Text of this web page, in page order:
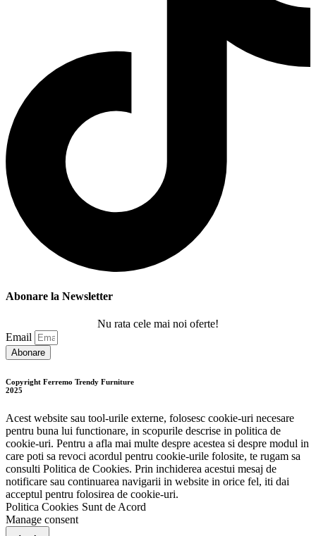
Abonare la Newsletter
Nu rata cele mai noi oferte!
Email
Abonare
Copyright Ferremo Trendy Furniture
2025
Acest website sau tool-urile externe, folosesc cookie-uri necesare
pentru buna lui functionare, in scopurile descrise in politica de
cookie-uri. Pentru a afla mai multe despre acestea si despre modul in
care poti sa revoci acordul pentru cookie-urile folosite, te rugam sa
consulti Politica de Cookies. Prin inchiderea acestui mesaj de
notificare sau continuarea navigarii in website in orice fel, iti dai
acceptul pentru folosirea de cookie-uri.
Politica Cookies Sunt de Acord
Manage consent